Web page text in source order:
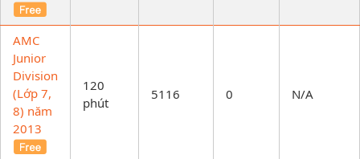
AMC
Junior
Division
(Lớp 7,
8) năm
2013
120
phút
5116 0 N/A